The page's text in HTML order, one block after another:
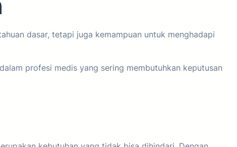
dasar, tetapi juga kemampuan untuk menghadapi
profesi medis yang sering membutuhkan keputusan